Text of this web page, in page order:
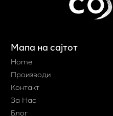
Мапа на сајтот
Home
Производи
Контакт
За Нас
Блог